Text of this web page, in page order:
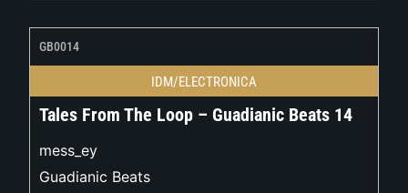
GB0014
IDM/ELECTRONICA
Tales From The Loop – Guadianic Beats 14
mess_ey
Guadianic Beats